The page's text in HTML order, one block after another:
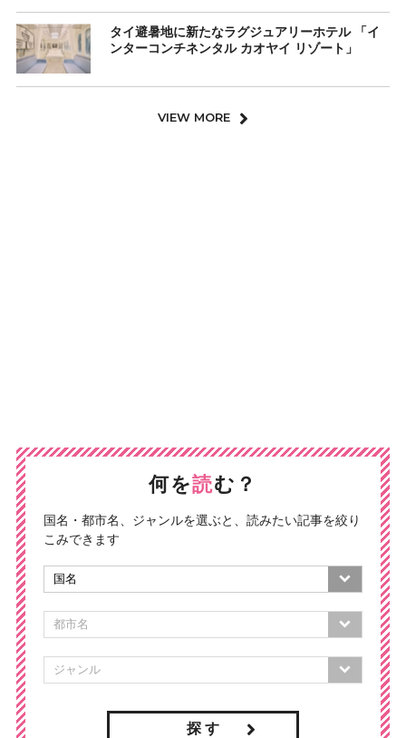
タイ避暑地に新たなラグジュアリーホテル 「イ
ンターコンチネンタル カオヤイ リゾート」
VIEW MORE
何を読む？
国名・都市名、ジャンルを選ぶと、読みたい記事を絞り
こみできます
探 す